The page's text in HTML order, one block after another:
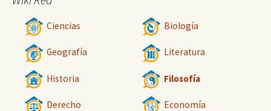
Ciencias Biología
Geografía Literatura
Historia Filosofía
Derecho Economía